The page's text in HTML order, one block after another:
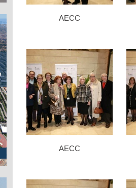
AECC
AECC